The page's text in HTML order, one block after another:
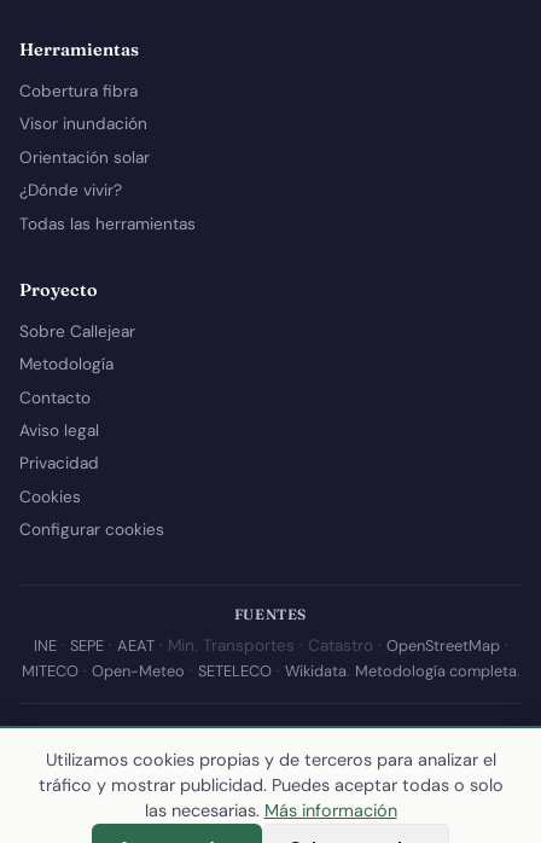
Herramientas
Cobertura fibra
Visor inundación
Orientación solar
¿Dónde vivir?
Todas las herramientas
Proyecto
Sobre Callejear
Metodología
Contacto
Aviso legal
Privacidad
Cookies
Configurar cookies
FUENTES
INE· SEPE· AEAT· Min. Transportes · Catastro · OpenStreetMap·
MITECO· Open-Meteo · SETELECO· Wikidata. Metodología completa.
© 2026 Callejear.com — Directorio municipal de España con datos
abiertos. Desarrollado y mantenido porYoel Castaño.
Última actualización de esta página:10 de julio de 2026
calculamos los datos
Utilizamos cookies propias y de terceros para analizar el
tráfico y mostrar publicidad. Puedes aceptar todas o solo
las necesarias. Más información